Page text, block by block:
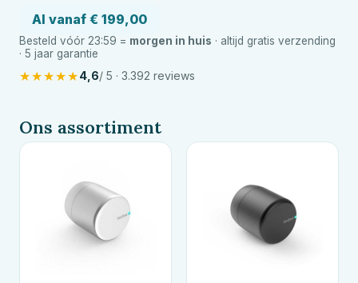
Al vanaf € 199,00
Besteld vóór 23:59 = morgen in huis · altijd gratis verzending
· 5 jaar garantie
★★★★★4,6/ 5 · 3.392 reviews
Ons assortiment